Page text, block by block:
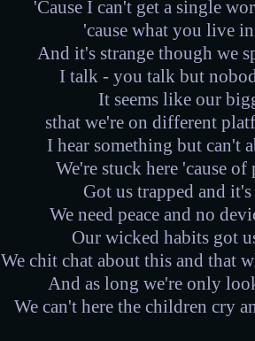
'Cause I can't get a single
'cause what you live
And it's strange though we
I talk - you talk but
It seems like our
sthat we're on different
I hear something but can't
We're stuck here 'cause
Got us trapped and
We need peace and no
Our wicked habits got
We chit chat about this and that
And as long we're only
We can't here the children cry